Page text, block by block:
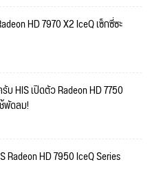
HD 7970 X2 IceQ เซ็กซี่ซะ
HIS เปิดตัว Radeon HD 7750
พัดลม!
Radeon HD 7950 IceQ Series